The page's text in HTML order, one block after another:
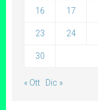
16 17
23 24
30
« Ott Dic »